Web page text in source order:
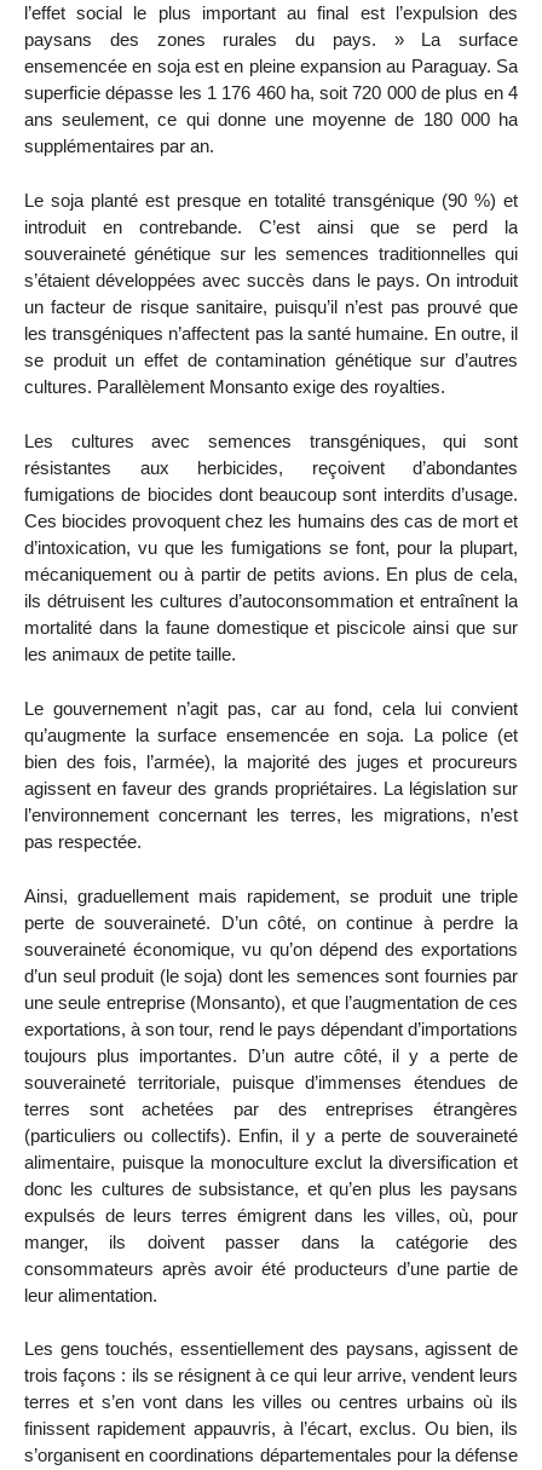
l’effet social le plus important au final est l’expulsion des
paysans des zones rurales du pays. » La surface
ensemencée en soja est en pleine expansion au Paraguay. Sa
superficie dépasse les 1 176 460 ha, soit 720 000 de plus en 4
ans seulement, ce qui donne une moyenne de 180 000 ha
supplémentaires par an.
Le soja planté est presque en totalité transgénique (90 %) et
introduit en contrebande. C’est ainsi que se perd la
souveraineté génétique sur les semences traditionnelles qui
s’étaient développées avec succès dans le pays. On introduit
un facteur de risque sanitaire, puisqu’il n’est pas prouvé que
les transgéniques n’affectent pas la santé humaine. En outre, il
se produit un effet de contamination génétique sur d’autres
cultures. Parallèlement Monsanto exige des royalties.
Les cultures avec semences transgéniques, qui sont
résistantes aux herbicides, reçoivent d’abondantes
fumigations de biocides dont beaucoup sont interdits d’usage.
Ces biocides provoquent chez les humains des cas de mort et
d’intoxication, vu que les fumigations se font, pour la plupart,
mécaniquement ou à partir de petits avions. En plus de cela,
ils détruisent les cultures d’autoconsommation et entraînent la
mortalité dans la faune domestique et piscicole ainsi que sur
les animaux de petite taille.
Le gouvernement n’agit pas, car au fond, cela lui convient
qu’augmente la surface ensemencée en soja. La police (et
bien des fois, l’armée), la majorité des juges et procureurs
agissent en faveur des grands propriétaires. La législation sur
l’environnement concernant les terres, les migrations, n’est
pas respectée.
Ainsi, graduellement mais rapidement, se produit une triple
perte de souveraineté. D’un côté, on continue à perdre la
souveraineté économique, vu qu’on dépend des exportations
d’un seul produit (le soja) dont les semences sont fournies par
une seule entreprise (Monsanto), et que l’augmentation de ces
exportations, à son tour, rend le pays dépendant d’importations
toujours plus importantes. D’un autre côté, il y a perte de
souveraineté territoriale, puisque d’immenses étendues de
terres sont achetées par des entreprises étrangères
(particuliers ou collectifs). Enfin, il y a perte de souveraineté
alimentaire, puisque la monoculture exclut la diversification et
donc les cultures de subsistance, et qu’en plus les paysans
expulsés de leurs terres émigrent dans les villes, où, pour
manger, ils doivent passer dans la catégorie des
consommateurs après avoir été producteurs d’une partie de
leur alimentation.
Les gens touchés, essentiellement des paysans, agissent de
trois façons : ils se résignent à ce qui leur arrive, vendent leurs
terres et s’en vont dans les villes ou centres urbains où ils
finissent rapidement appauvris, à l’écart, exclus. Ou bien, ils
s’organisent en coordinations départementales pour la défense